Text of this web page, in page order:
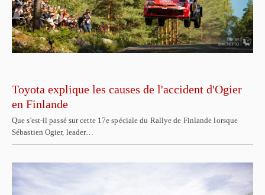
Toyota explique les causes de l'accident d'Ogier
en Finlande
Que s'est-il passé sur cette 17e spéciale du Rallye de Finlande lorsque
Sébastien Ogier, leader…